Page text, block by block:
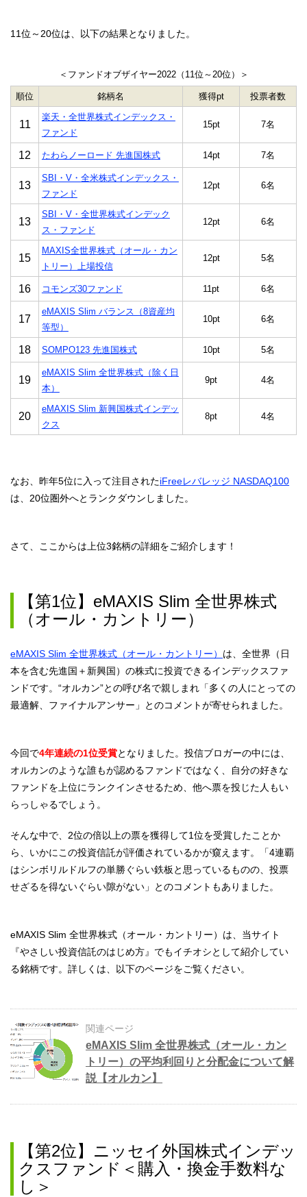
11位～20位は、以下の結果となりました。
＜ファンドオブザイヤー2022（11位～20位）＞
順位 銘柄名 獲得pt 投票者数
11
楽天・全世界株式インデックス・
ファンド
15pt 7名
12 たわらノーロード 先進国株式 14pt 7名
13
SBI・V・全米株式インデックス・
ファンド
12pt 6名
13
SBI・V・全世界株式インデック
ス・ファンド
12pt 6名
15
MAXIS全世界株式（オール・カン
トリー）上場投信
12pt 5名
16 コモンズ30ファンド 11pt 6名
17
eMAXIS Slim バランス（8資産均
等型）
10pt 6名
18 SOMPO123 先進国株式 10pt 5名
19
eMAXIS Slim 全世界株式（除く日
本）
9pt 4名
20
eMAXIS Slim 新興国株式インデッ
クス
8pt 4名
なお、昨年5位に入って注目されたiFreeレバレッジ NASDAQ100
は、20位圏外へとランクダウンしました。
さて、ここからは上位3銘柄の詳細をご紹介します！
【第1位】eMAXIS Slim 全世界株式
（オール・カントリー）
eMAXIS Slim 全世界株式（オール・カントリー） は、全世界（日
本を含む先進国＋新興国）の株式に投資できるインデックスファ
ンドです。“オルカン”との呼び名で親しまれ「多くの人にとっての
最適解、ファイナルアンサー」とのコメントが寄せられました。
今回で4年連続の1位受賞となりました。投信ブロガーの中には、
オルカンのような誰もが認めるファンドではなく、自分の好きな
ファンドを上位にランクインさせるため、他へ票を投じた人もい
らっしゃるでしょう。
そんな中で、2位の倍以上の票を獲得して1位を受賞したことか
ら、いかにこの投資信託が評価されているかが窺えます。「4連覇
はシンボリルドルフの単勝ぐらい鉄板と思っているものの、投票
せざるを得ないぐらい隙がない」とのコメントもありました。
eMAXIS Slim 全世界株式（オール・カントリー）は、当サイト
『やさしい投資信託のはじめ方』でもイチオシとして紹介してい
る銘柄です。詳しくは、以下のページをご覧ください。
関連ページ
eMAXIS Slim 全世界株式（オール・カン
トリー）の平均利回りと分配金について解
説【オルカン】
【第2位】ニッセイ外国株式インデッ
クスファンド＜購入・換金手数料な
し＞